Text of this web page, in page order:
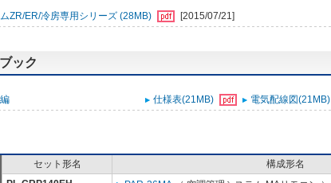
ZR/ER/冷房専用シリーズ (28MB) [2015/07/21]
ック
仕様表(21MB) 電気配線図(21MB)
セット形名 構成形名